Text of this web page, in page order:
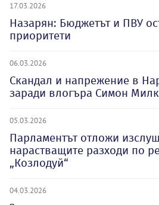
17.03.2026
Назарян: Бюджетът и ПВУ
приоритети
06.03.2026
Скандал и напрежение в
заради влогъра Симон
05.03.2026
Парламентът отложи
нарастващите разходи по
„Козлодуй“
04.03.2026